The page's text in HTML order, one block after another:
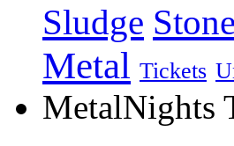
Sludge
Metal Tickets
MetalNights